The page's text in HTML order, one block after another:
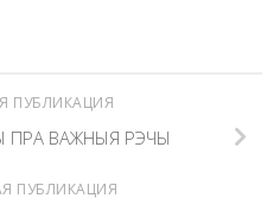
ПУБЛИКАЦИЯ
ВАЖНЫЯ РЭЧЫ
ПУБЛИКАЦИЯ